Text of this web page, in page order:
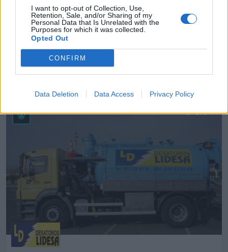
I want to opt-out of Collection, Use,
Retention, Sale, and/or Sharing of my
Personal Data that Is Unrelated with the
Purposes for which it was collected.
Opted Out
CONFIRM
Data Deletion Data Access Privacy Policy
Cuidalian
Málaga ciudad (Málaga)
Ver más
3104